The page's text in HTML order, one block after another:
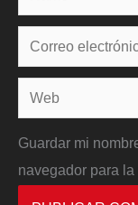
Correo
electrónico*
Web
Guardar mi
navegador para